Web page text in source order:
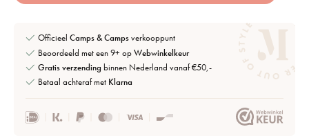
Officieel Camps & Campsverkooppunt
Beoordeeld met een 9+ opWebwinkelkeur
Gratis verzending binnen Nederland vanaf €50,-
Betaal achteraf met Klarna